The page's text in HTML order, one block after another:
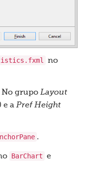
no
No grupo Layout
e a Pref Height
.
BarChart e